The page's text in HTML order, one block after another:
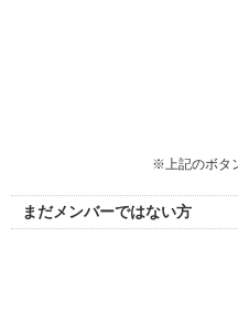
※上記のボタ
まだメンバーではない方